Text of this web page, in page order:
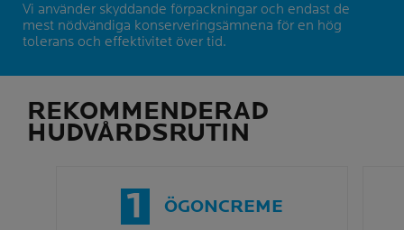
Vi använder skyddande förpackningar och endast de
mest nödvändiga konserveringsämnena för en hög
tolerans och effektivitet över tid.
REKOMMENDERAD
HUDVÅRDSRUTIN
1 ÖGONCREME